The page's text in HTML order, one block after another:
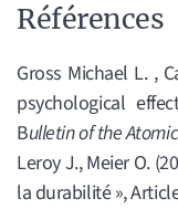
Références
Gross Michael L. ,
psychological
Bulletin of the
Leroy J., Meier O.
la durabilité »,